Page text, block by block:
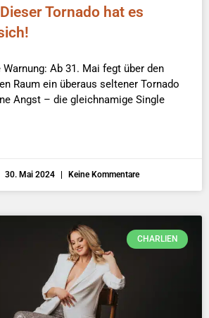
Tornado hat es
Ab 31. Mai fegt über den
Raum ein überaus seltener Tornado
Angst – die gleichnamige Single
30. Mai 2024 Keine Kommentare
CHARLIEN